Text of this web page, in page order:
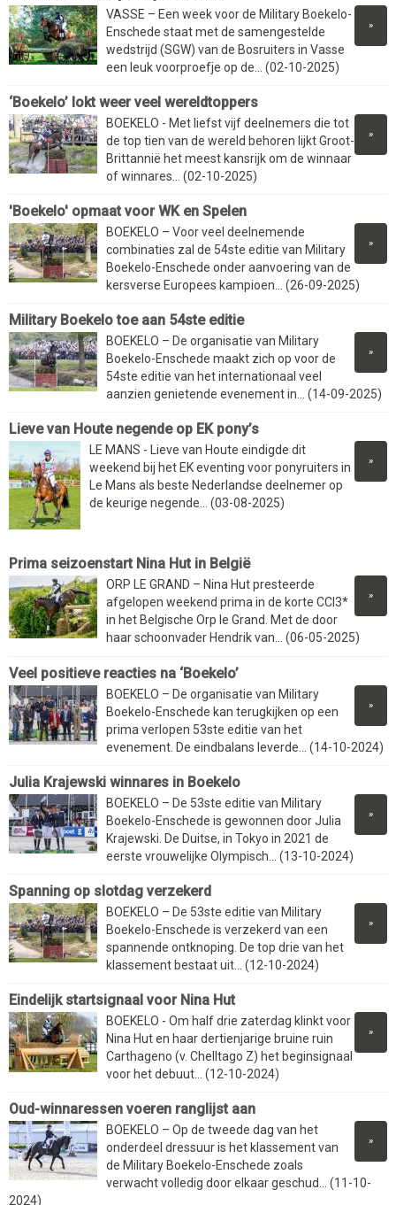
»
VASSE – Een week voor de Military Boekelo-
Enschede staat met de samengestelde
wedstrijd (SGW) van de Bosruiters in Vasse
een leuk voorproefje op de... (02-10-2025)
‘Boekelo’ lokt weer veel wereldtoppers
»
BOEKELO - Met liefst vijf deelnemers die tot
de top tien van de wereld behoren lijkt Groot-
Brittannië het meest kansrijk om de winnaar
of winnares... (02-10-2025)
'Boekelo' opmaat voor WK en Spelen
»
BOEKELO – Voor veel deelnemende
combinaties zal de 54ste editie van Military
Boekelo-Enschede onder aanvoering van de
kersverse Europees kampioen... (26-09-2025)
Military Boekelo toe aan 54ste editie
»
BOEKELO – De organisatie van Military
Boekelo-Enschede maakt zich op voor de
54ste editie van het internationaal veel
aanzien genietende evenement in... (14-09-2025)
Lieve van Houte negende op EK pony’s
»
LE MANS - Lieve van Houte eindigde dit
weekend bij het EK eventing voor ponyruiters in
Le Mans als beste Nederlandse deelnemer op
de keurige negende... (03-08-2025)
Prima seizoenstart Nina Hut in België
»
ORP LE GRAND – Nina Hut presteerde
afgelopen weekend prima in de korte CCI3*
in het Belgische Orp le Grand. Met de door
haar schoonvader Hendrik van... (06-05-2025)
Veel positieve reacties na ‘Boekelo’
»
BOEKELO – De organisatie van Military
Boekelo-Enschede kan terugkijken op een
prima verlopen 53ste editie van het
evenement. De eindbalans leverde... (14-10-2024)
Julia Krajewski winnares in Boekelo
»
BOEKELO – De 53ste editie van Military
Boekelo-Enschede is gewonnen door Julia
Krajewski. De Duitse, in Tokyo in 2021 de
eerste vrouwelijke Olympisch... (13-10-2024)
Spanning op slotdag verzekerd
»
BOEKELO – De 53ste editie van Military
Boekelo-Enschede is verzekerd van een
spannende ontknoping. De top drie van het
klassement bestaat uit... (12-10-2024)
Eindelijk startsignaal voor Nina Hut
»
BOEKELO - Om half drie zaterdag klinkt voor
Nina Hut en haar dertienjarige bruine ruin
Carthageno (v. Chelltago Z) het beginsignaal
voor het debuut... (12-10-2024)
Oud-winnaressen voeren ranglijst aan
»
BOEKELO – Op de tweede dag van het
onderdeel dressuur is het klassement van
de Military Boekelo-Enschede zoals
verwacht volledig door elkaar geschud... (11-10-
2024)